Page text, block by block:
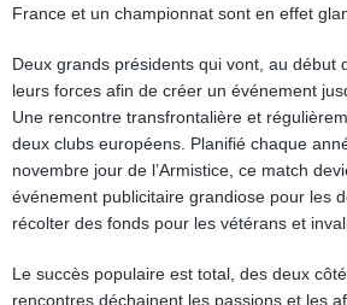
France et un championnat sont en effet
Deux grands présidents qui vont, au début
leurs forces afin de créer un événement
Une rencontre transfrontalière et
deux clubs européens. Planifié chaque
novembre jour de l’Armistice, ce match
événement publicitaire grandiose pour les
récolter des fonds pour les vétérans et
Le succès populaire est total, des deux
rencontres déchainent les passions et les